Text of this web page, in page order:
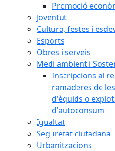
Promoció
Joventut
Cultura, festes i
Esports
Obres i serveis
Medi ambient i
Inscripcions al
ramaderes de
d'èquids o
d'autoconsum
Igualtat
Seguretat ciutadana
Urbanitzacions